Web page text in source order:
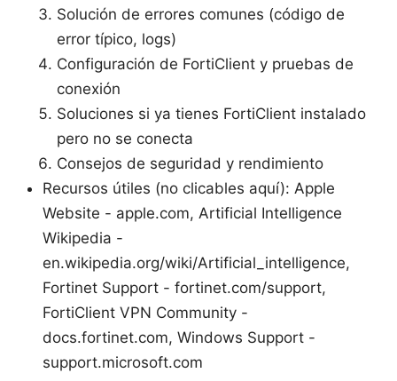
Solución de errores comunes (código de
error típico, logs)
Configuración de FortiClient y pruebas de
conexión
Soluciones si ya tienes FortiClient instalado
pero no se conecta
Consejos de seguridad y rendimiento
Recursos útiles (no clicables aquí): Apple
Website - apple.com, Artificial Intelligence
Wikipedia -
en.wikipedia.org/wiki/Artificial_intelligence,
Fortinet Support - fortinet.com/support,
FortiClient VPN Community -
docs.fortinet.com, Windows Support -
support.microsoft.com